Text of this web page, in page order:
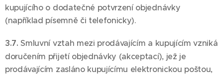
kupujícího o dodatečné potvrzení objednávky
(například písemně či telefonicky).
3.7. Smluvní vztah mezi prodávajícím a kupujícím vzniká
doručením přijetí objednávky (akceptací), jež je
prodávajícím zasláno kupujícímu elektronickou poštou,